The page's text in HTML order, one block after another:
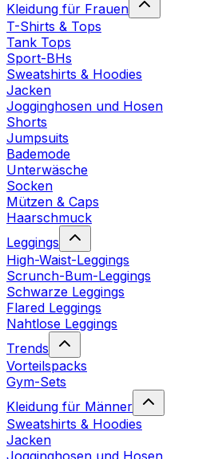
Kleidung für Frauen
T-Shirts & Tops
Tank Tops
Sport-BHs
Sweatshirts & Hoodies
Jacken
Jogginghosen und Hosen
Shorts
Jumpsuits
Bademode
Unterwäsche
Socken
Mützen & Caps
Haarschmuck
Leggings
High-Waist-Leggings
Scrunch-Bum-Leggings
Schwarze Leggings
Flared Leggings
Nahtlose Leggings
Trends
Vorteilspacks
Gym-Sets
Kleidung für Männer
Sweatshirts & Hoodies
Jacken